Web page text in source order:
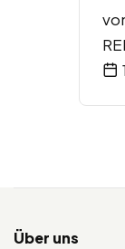
Über uns